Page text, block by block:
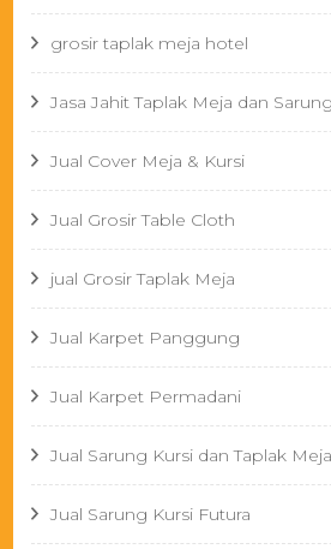
grosir taplak meja hotel
Jasa Jahit Taplak Meja dan
Jual Cover Meja & Kursi
Jual Grosir Table Cloth
jual Grosir Taplak Meja
Jual Karpet Panggung
Jual Karpet Permadani
Jual Sarung Kursi dan Taplak Meja
Jual Sarung Kursi Futura